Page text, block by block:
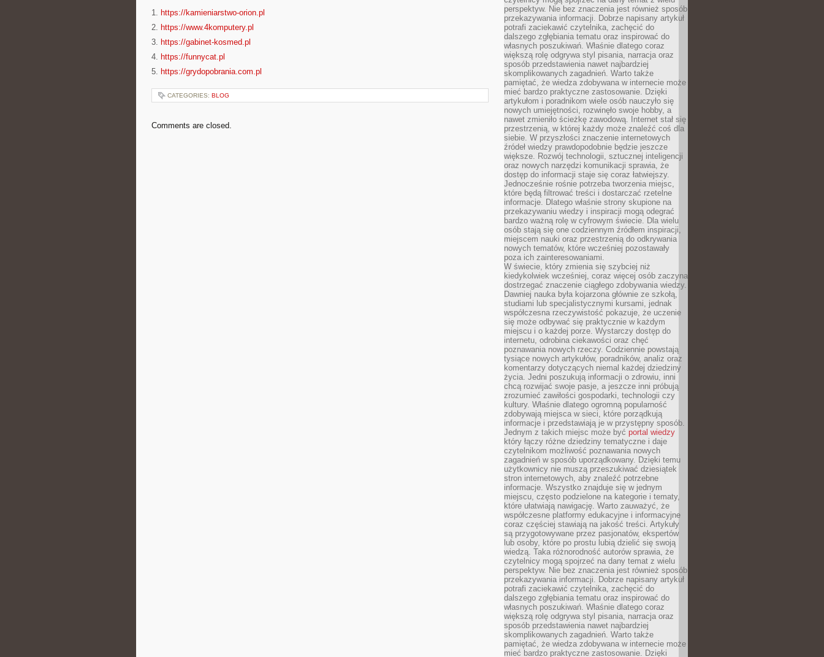
1. https://kamieniarstwo-orion.pl
2. https://www.4komputery.pl
3. https://gabinet-kosmed.pl
4. https://funnycat.pl
5. https://grydopobrania.com.pl
CATEGORIES: BLOG
Comments are closed.
perspektyw. Nie bez znaczenia jest również sposób
przekazywania informacji. Dobrze napisany artykuł
potrafi zaciekawić czytelnika, zachęcić do
dalszego zgłębiania tematu oraz inspirować do
własnych poszukiwań. Właśnie dlatego coraz
większą rolę odgrywa styl pisania, narracja oraz
sposób przedstawienia nawet najbardziej
skomplikowanych zagadnień. Warto także
pamiętać, że wiedza zdobywana w internecie może
mieć bardzo praktyczne zastosowanie. Dzięki
artykułom i poradnikom wiele osób nauczyło się
nowych umiejętności, rozwinęło swoje hobby, a
nawet zmieniło ścieżkę zawodową. Internet stał się
przestrzenią, w której każdy może znaleźć coś dla
siebie. W przyszłości znaczenie internetowych
źródeł wiedzy prawdopodobnie będzie jeszcze
większe. Rozwój technologii, sztucznej inteligencji
oraz nowych narzędzi komunikacji sprawia, że
dostęp do informacji staje się coraz łatwiejszy.
Jednocześnie rośnie potrzeba tworzenia miejsc,
które będą filtrować treści i dostarczać rzetelne
informacje. Dlatego właśnie strony skupione na
przekazywaniu wiedzy i inspiracji mogą odegrać
bardzo ważną rolę w cyfrowym świecie. Dla wielu
osób stają się one codziennym źródłem inspiracji,
miejscem nauki oraz przestrzenią do odkrywania
nowych tematów, które wcześniej pozostawały
poza ich zainteresowaniami.
W świecie, który zmienia się szybciej niż
kiedykolwiek wcześniej, coraz więcej osób zaczyna
dostrzegać znaczenie ciągłego zdobywania wiedzy.
Dawniej nauka była kojarzona głównie ze szkołą,
studiami lub specjalistycznymi kursami, jednak
współczesna rzeczywistość pokazuje, że uczenie
się może odbywać się praktycznie w każdym
miejscu i o każdej porze. Wystarczy dostęp do
internetu, odrobina ciekawości oraz chęć
poznawania nowych rzeczy. Codziennie powstają
tysiące nowych artykułów, poradników, analiz oraz
komentarzy dotyczących niemal każdej dziedziny
życia. Jedni poszukują informacji o zdrowiu, inni
chcą rozwijać swoje pasje, a jeszcze inni próbują
zrozumieć zawiłości gospodarki, technologii czy
kultury. Właśnie dlatego ogromną popularność
zdobywają miejsca w sieci, które porządkują
informacje i przedstawiają je w przystępny sposób.
Jednym z takich miejsc może być portal wiedzy
który łączy różne dziedziny tematyczne i daje
czytelnikom możliwość poznawania nowych
zagadnień w sposób uporządkowany. Dzięki temu
użytkownicy nie muszą przeszukiwać dziesiątek
stron internetowych, aby znaleźć potrzebne
informacje. Wszystko znajduje się w jednym
miejscu, często podzielone na kategorie i tematy,
które ułatwiają nawigację. Warto zauważyć, że
współczesne platformy edukacyjne i informacyjne
coraz częściej stawiają na jakość treści. Artykuły
są przygotowywane przez pasjonatów, ekspertów
lub osoby, które po prostu lubią dzielić się swoją
wiedzą. Taka różnorodność autorów sprawia, że
czytelnicy mogą spojrzeć na dany temat z wielu
perspektyw. Nie bez znaczenia jest również sposób
przekazywania informacji. Dobrze napisany artykuł
potrafi zaciekawić czytelnika, zachęcić do
dalszego zgłębiania tematu oraz inspirować do
własnych poszukiwań. Właśnie dlatego coraz
większą rolę odgrywa styl pisania, narracja oraz
sposób przedstawienia nawet najbardziej
skomplikowanych zagadnień. Warto także
pamiętać, że wiedza zdobywana w internecie może
mieć bardzo praktyczne zastosowanie. Dzięki